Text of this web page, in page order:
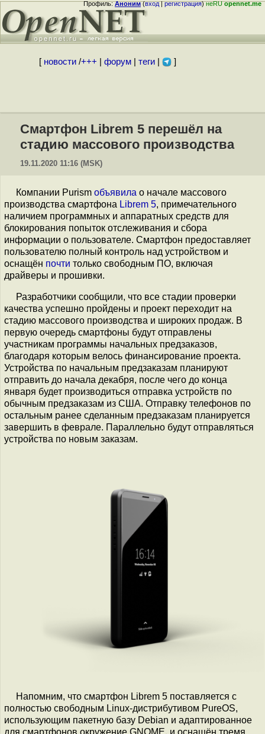
Профиль:Аноним(вход|регистрация)неRUopennet.me
[ новости/+++ форум| теги| ]
Смартфон Librem 5 перешёл на
стадию массового производства
19.11.2020 11:16 (MSK)
Компании Purism объявила о начале массового
производства смартфона Librem 5, примечательного
наличием программных и аппаратных средств для
блокирования попыток отслеживания и сбора
информации о пользователе. Смартфон предоставляет
пользователю полный контроль над устройством и
оснащён почти только свободным ПО, включая
драйверы и прошивки.
Разработчики сообщили, что все стадии проверки
качества успешно пройдены и проект переходит на
стадию массового производства и широких продаж. В
первую очередь смартфоны будут отправлены
участникам программы начальных предзаказов,
благодаря которым велось финансирование проекта.
Устройства по начальным предзаказам планируют
отправить до начала декабря, после чего до конца
января будет производиться отправка устройств по
обычным предзаказам из США. Отправку телефонов по
остальным ранее сделанным предзаказам планируется
завершить в феврале. Параллельно будут отправляться
устройства по новым заказам.
Напомним, что смартфон Librem 5 поставляется с
полностью свободным Linux-дистрибутивом PureOS,
использующим пакетную базу Debian и адаптированное
для смартфонов окружение GNOME, и оснащён тремя